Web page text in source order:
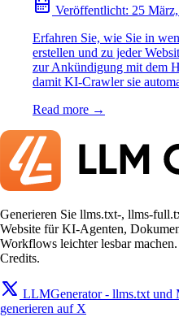
Veröffentlicht: 25
Erfahren Sie, wie Sie in
erstellen und zu jeder
zur Ankündigung mit dem
damit KI-Crawler sie
Read more →
Generieren Sie llms.txt-, llms-
Website für KI-Agenten,
Workflows leichter lesbar
Credits.
LLMGenerator - llms.txt
generieren auf X